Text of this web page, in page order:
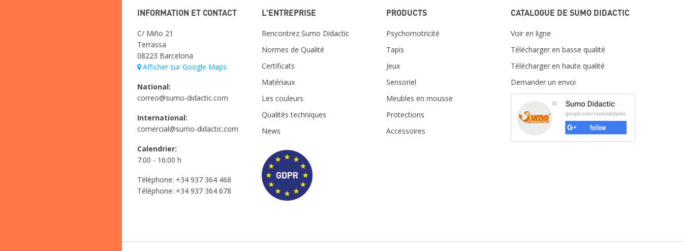
INFORMATION ET CONTACT
C/ Miño 21
Terrassa
08223 Barcelona
Afficher sur Google Maps
National:
correo@sumo-didactic.com
International:
comercial@sumo-didactic.com
Calendrier:
7:00 - 16:00 h
Téléphone: +34 937 364 468
Téléphone: +34 937 364 678
L'ENTREPRISE
Rencontrez Sumo Didactic
Normes de Qualité
Certificats
Matériaux
Les couleurs
Qualités techniques
News
PRODUCTS
Psychomotricité
Tapis
Jeux
Sensoriel
Meubles en mousse
Protections
Accessoires
CATALOGUE DE SUMO DIDACTIC
Voir en ligne
Télécharger en basse qualité
Télécharger en haute qualité
Demander un envoi